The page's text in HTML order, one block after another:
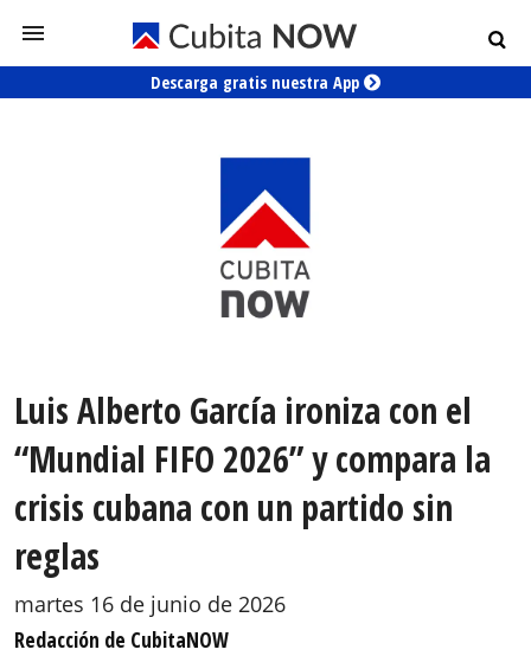
Descarga gratis nuestra App
Luis Alberto García ironiza con el
“Mundial FIFO 2026” y compara la
crisis cubana con un partido sin
reglas
martes 16 de junio de 2026
Redacción de CubitaNOW